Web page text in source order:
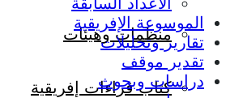
منظمات وهيئات
كتاب قراءات إفريقية
الموسوعة الإفريقية
تقارير وتحليلات
تقدير موقف
دراسات وبحوث